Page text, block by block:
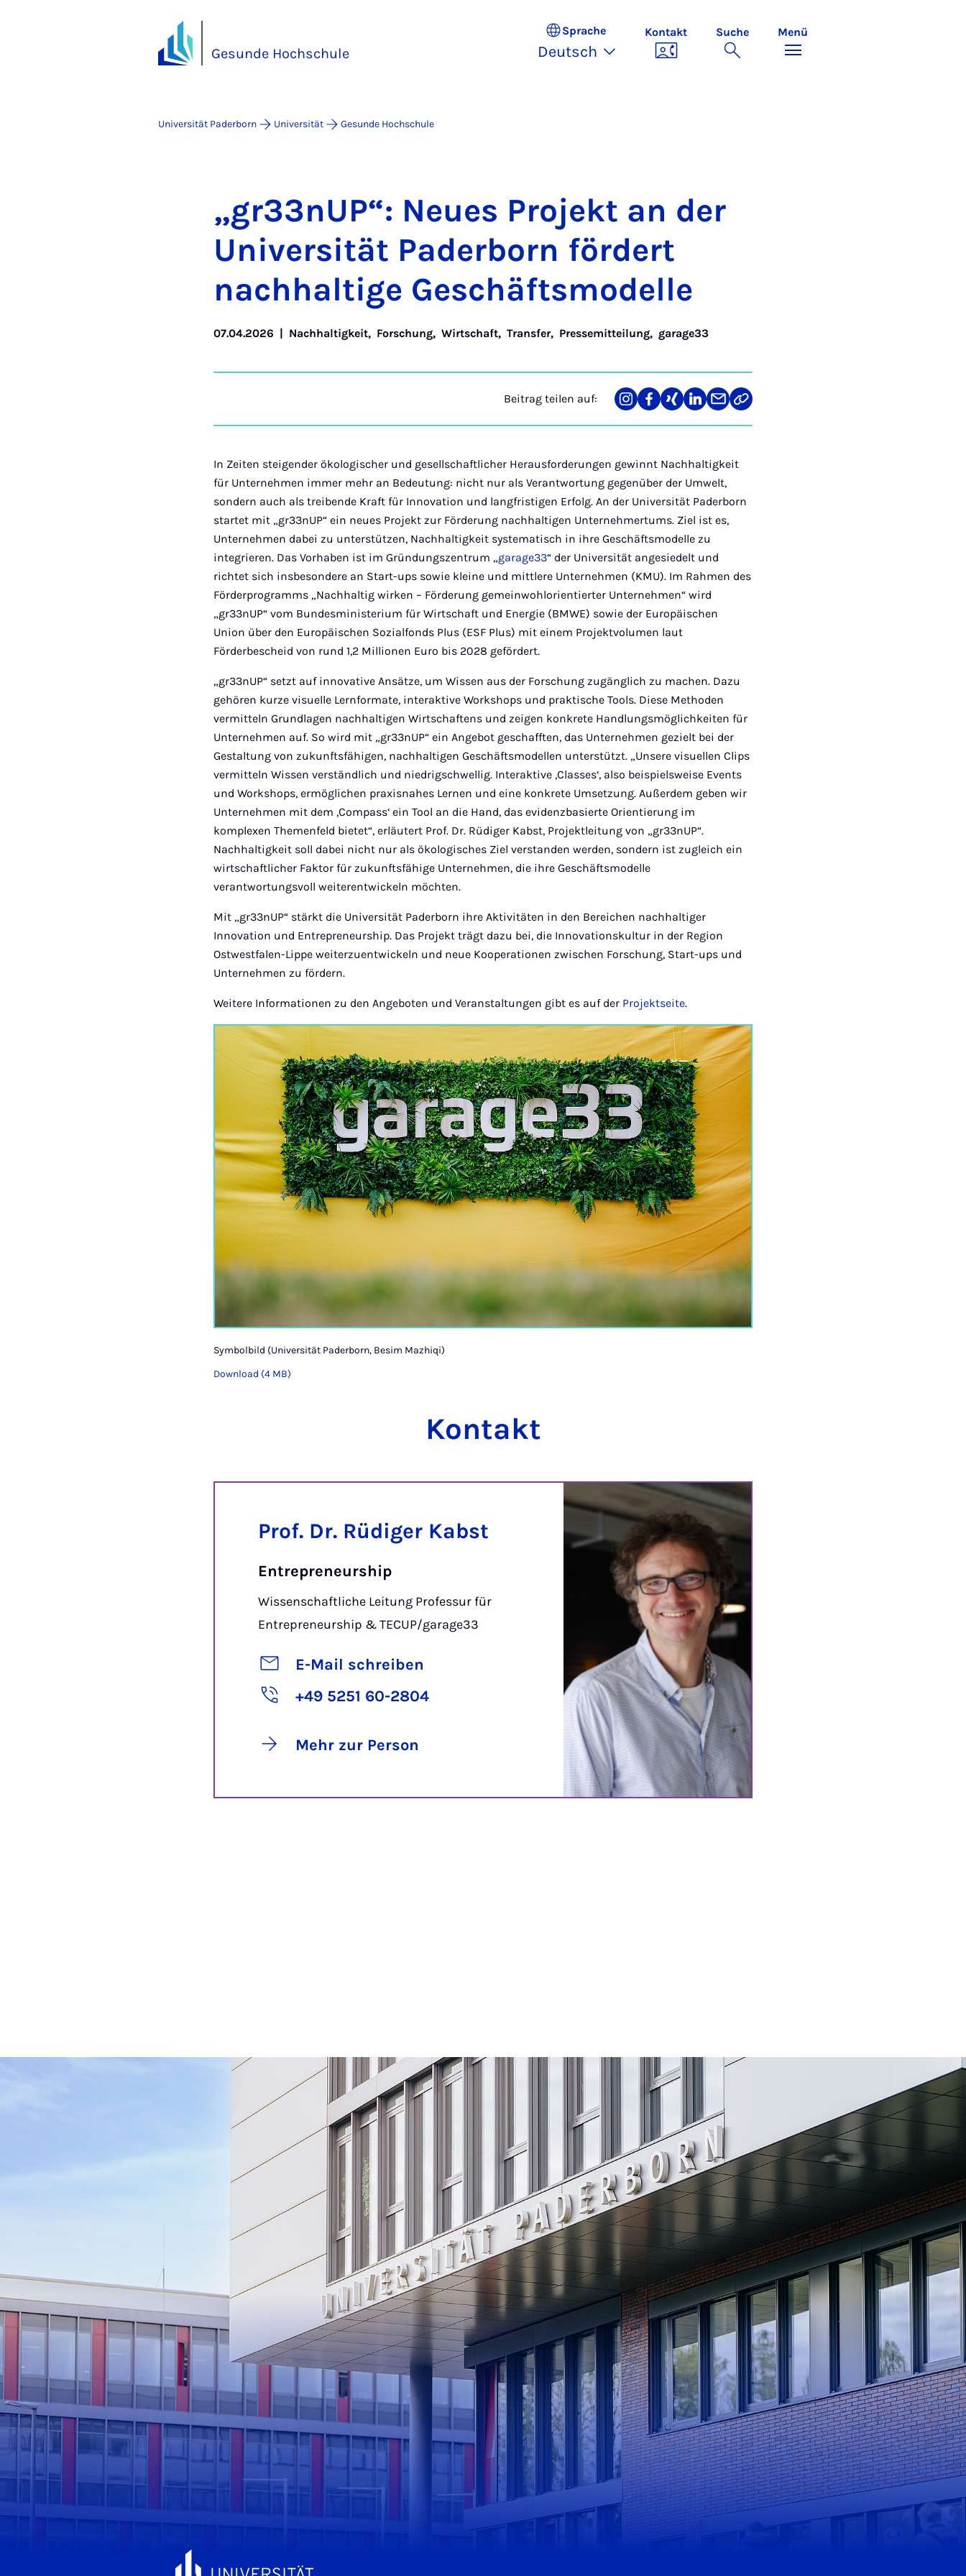
Gesunde Hochschule
Sprache
Deutsch
Kontakt Suche Menü
Universität Paderborn Universität Gesunde Hochschule
„gr33nUP“: Neu­es Pro­jekt an der
Uni­ver­si­tät Pa­der­born för­dert
nach­hal­ti­ge Ge­schäfts­mo­del­le
07.04.2026 | Nachhaltigkeit, Forschung,Wirtschaft,Transfer, Pressemitteilung, garage33
Beitrag teilen auf:
Teilen
auf
Teilen
auf
Teilen
auf
Teilen
auf
Teilen
über
Mail
Link
kopieren
In Zeiten steigender ökologischer und gesellschaftlicher Herausforderungen gewinnt Nachhaltigkeit
für Unternehmen immer mehr an Bedeutung: nicht nur als Verantwortung gegenüber der Umwelt,
sondern auch als treibende Kraft für Innovation und langfristigen Erfolg. An der Universität Paderborn
startet mit „gr33nUP“ ein neues Projekt zur Förderung nachhaltigen Unternehmertums. Ziel ist es,
Unternehmen dabei zu unterstützen, Nachhaltigkeit systematisch in ihre Geschäftsmodelle zu
integrieren. Das Vorhaben ist im Gründungszentrum „garage33“ der Universität angesiedelt und
richtet sich insbesondere an Start-ups sowie kleine und mittlere Unternehmen (KMU). Im Rahmen des
Förderprogramms „Nachhaltig wirken – Förderung gemeinwohlorientierter Unternehmen“ wird
„gr33nUP“ vom Bundesministerium für Wirtschaft und Energie (BMWE) sowie der Europäischen
Union über den Europäischen Sozialfonds Plus (ESF Plus) mit einem Projektvolumen laut
Förderbescheid von rund 1,2 Millionen Euro bis 2028 gefördert.
„gr33nUP“ setzt auf innovative Ansätze, um Wissen aus der Forschung zugänglich zu machen. Dazu
gehören kurze visuelle Lernformate, interaktive Workshops und praktische Tools. Diese Methoden
vermitteln Grundlagen nachhaltigen Wirtschaftens und zeigen konkrete Handlungsmöglichkeiten für
Unternehmen auf. So wird mit „gr33nUP“ ein Angebot geschafften, das Unternehmen gezielt bei der
Gestaltung von zukunftsfähigen, nachhaltigen Geschäftsmodellen unterstützt. „Unsere visuellen Clips
vermitteln Wissen verständlich und niedrigschwellig. Interaktive ,Classes‘, also beispielsweise Events
und Workshops, ermöglichen praxisnahes Lernen und eine konkrete Umsetzung. Außerdem geben wir
Unternehmen mit dem ,Compass‘ ein Tool an die Hand, das evidenzbasierte Orientierung im
komplexen Themenfeld bietet“, erläutert Prof. Dr. Rüdiger Kabst, Projektleitung von „gr33nUP“.
Nachhaltigkeit soll dabei nicht nur als ökologisches Ziel verstanden werden, sondern ist zugleich ein
wirtschaftlicher Faktor für zukunftsfähige Unternehmen, die ihre Geschäftsmodelle
verantwortungsvoll weiterentwickeln möchten.
Mit „gr33nUP“ stärkt die Universität Paderborn ihre Aktivitäten in den Bereichen nachhaltiger
Innovation und Entrepreneurship. Das Projekt trägt dazu bei, die Innovationskultur in der Region
Ostwestfalen-Lippe weiterzuentwickeln und neue Kooperationen zwischen Forschung, Start-ups und
Unternehmen zu fördern.
Weitere Informationen zu den Angeboten und Veranstaltungen gibt es auf der Projektseite.
Symbolbild (Universität Paderborn, Besim Mazhiqi)
Download (4 MB)
Kontakt
Prof. Dr. Rüdiger Kabst
Entrepreneurship
Wissenschaftliche Leitung Professur für
Entrepreneurship & TECUP/garage33
E-Mail schreiben
+49 5251 60-2804
Mehr zur Person